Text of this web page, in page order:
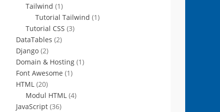
Tailwind (1)
Tutorial Tailwind (1)
Tutorial CSS (3)
DataTables (2)
Django (2)
Domain & Hosting (1)
Font Awesome (1)
HTML (20)
Modul HTML (4)
JavaScript (36)